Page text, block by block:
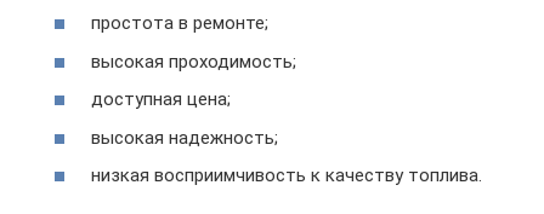
простота в ремонте;
высокая проходимость;
доступная цена;
высокая надежность;
низкая восприимчивость к качеству топлива.